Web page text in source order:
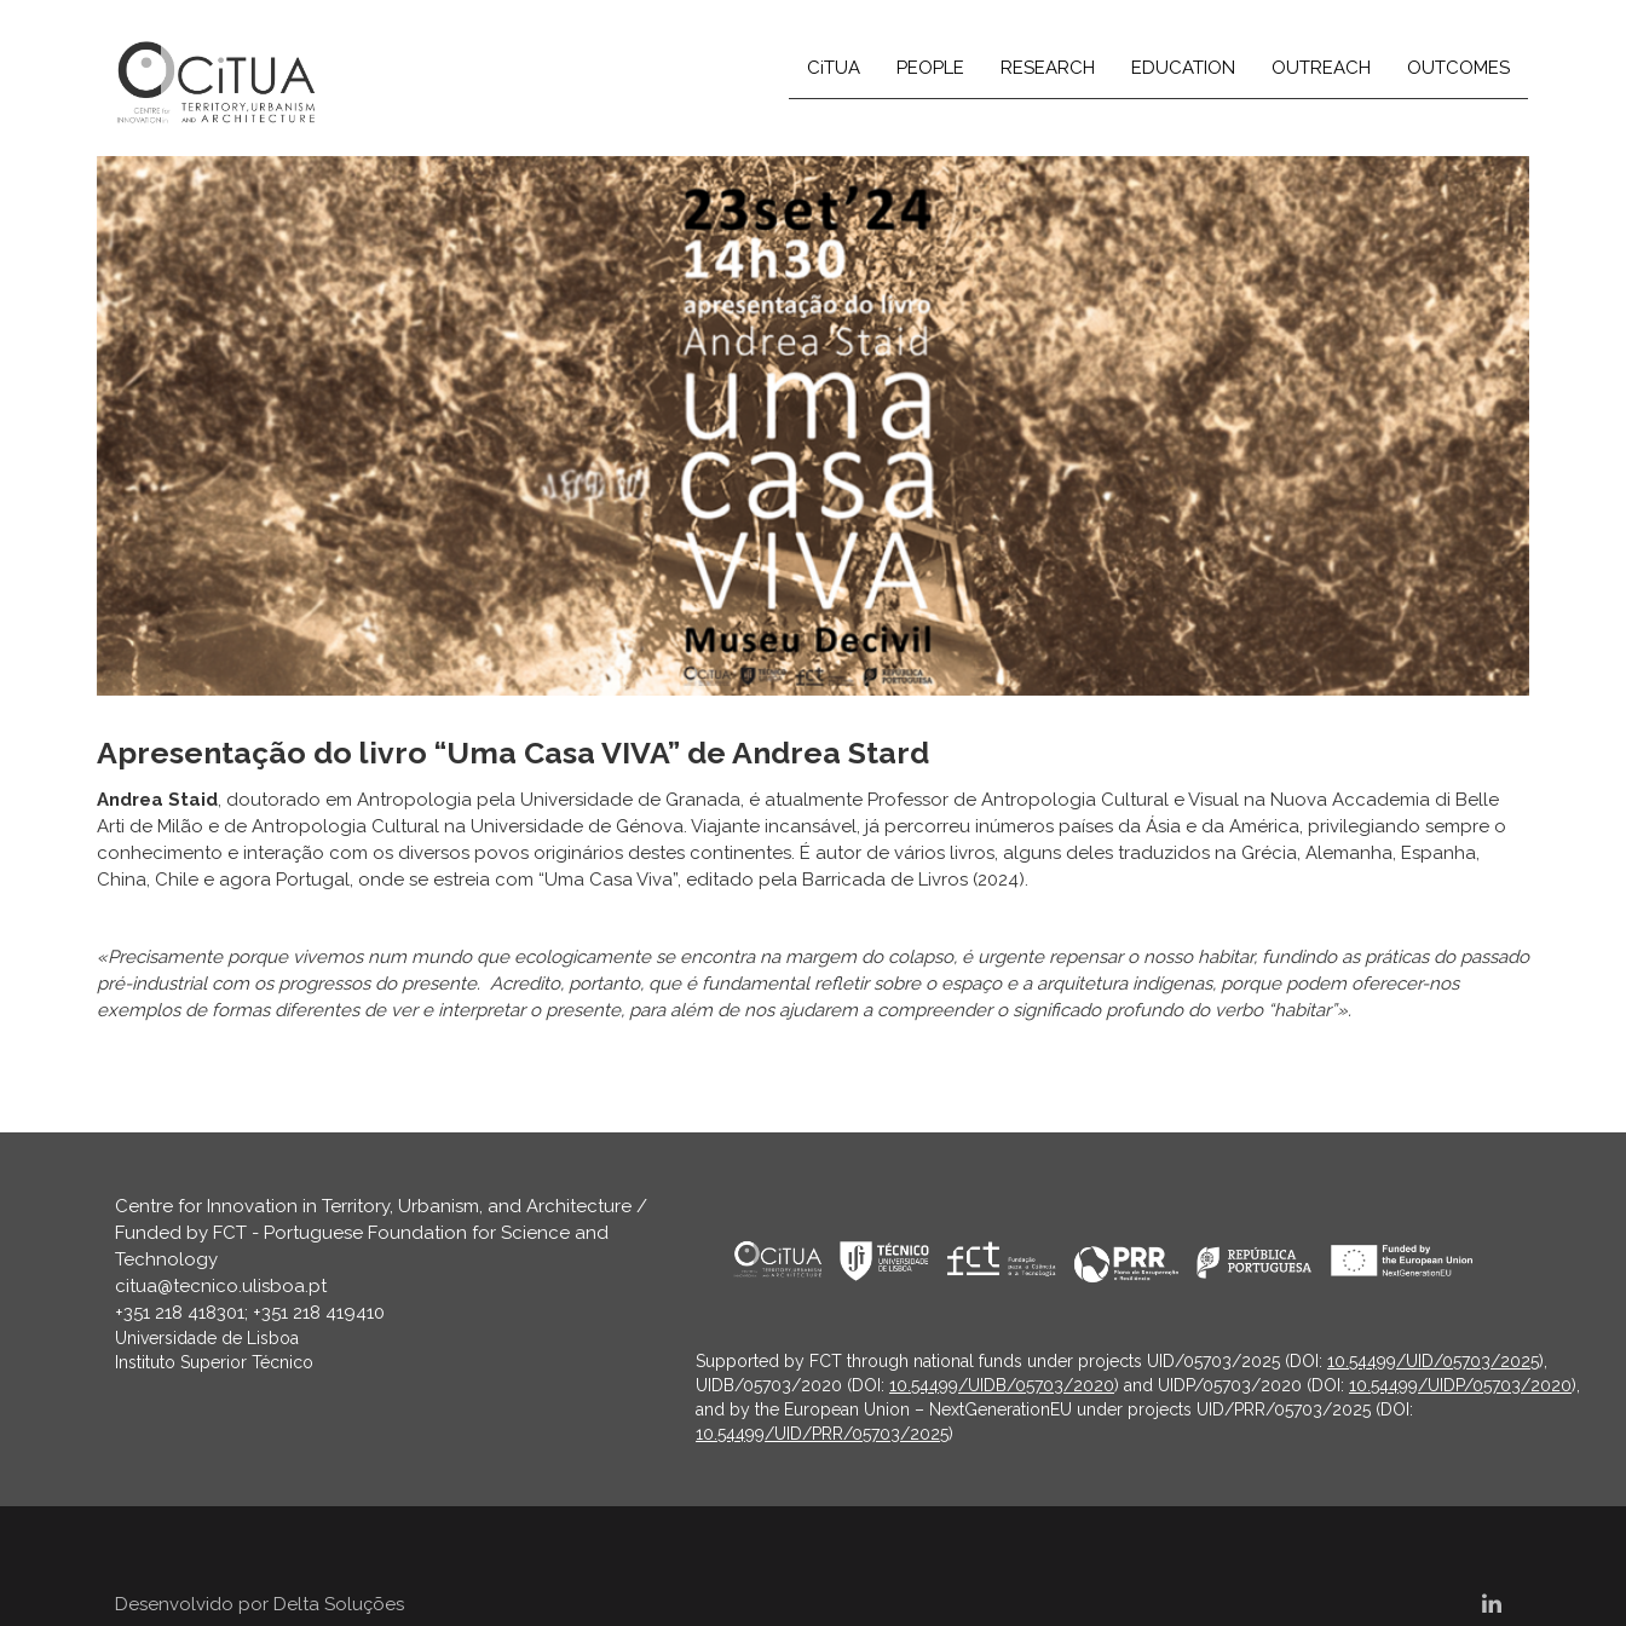
CiTUA PEOPLE RESEARCH EDUCATION OUTREACH OUTCOMES
Apresentação do livro “Uma Casa VIVA” de Andrea Stard
Andrea Staid, doutorado em Antropologia pela Universidade de Granada, é atualmente Professor de Antropologia Cultural e Visual na Nuova Accademia di Belle
Arti de Milão e de Antropologia Cultural na Universidade de Génova. Viajante incansável, já percorreu inúmeros países da Ásia e da América, privilegiando sempre o
conhecimento e interação com os diversos povos originários destes continentes. É autor de vários livros, alguns deles traduzidos na Grécia, Alemanha, Espanha,
China, Chile e agora Portugal, onde se estreia com “Uma Casa Viva”, editado pela Barricada de Livros (2024).
«Precisamente porque vivemos num mundo que ecologicamente se encontra na margem do colapso, é urgente repensar o nosso habitar, fundindo as práticas do passado
pré-industrial com os progressos do presente. Acredito, portanto, que é fundamental refletir sobre o espaço e a arquitetura indígenas, porque podem oferecer-nos
exemplos de formas diferentes de ver e interpretar o presente, para além de nos ajudarem a compreender o significado profundo do verbo “habitar”».
Centre for Innovation in Territory, Urbanism, and Architecture /
Funded by FCT - Portuguese Foundation for Science and
Technology
citua@tecnico.ulisboa.pt
+351 218 418301; +351 218 419410
Universidade de Lisboa
Instituto Superior Técnico
Supported by FCT through national funds under projects UID/05703/2025 (DOI: 10.54499/UID/05703/2025),
UIDB/05703/2020 (DOI: 10.54499/UIDB/05703/2020) and UIDP/05703/2020 (DOI: 10.54499/UIDP/05703/2020),
and by the European Union – NextGenerationEU under projects UID/PRR/05703/2025 (DOI:
10.54499/UID/PRR/05703/2025)
Desenvolvido por Delta Soluções